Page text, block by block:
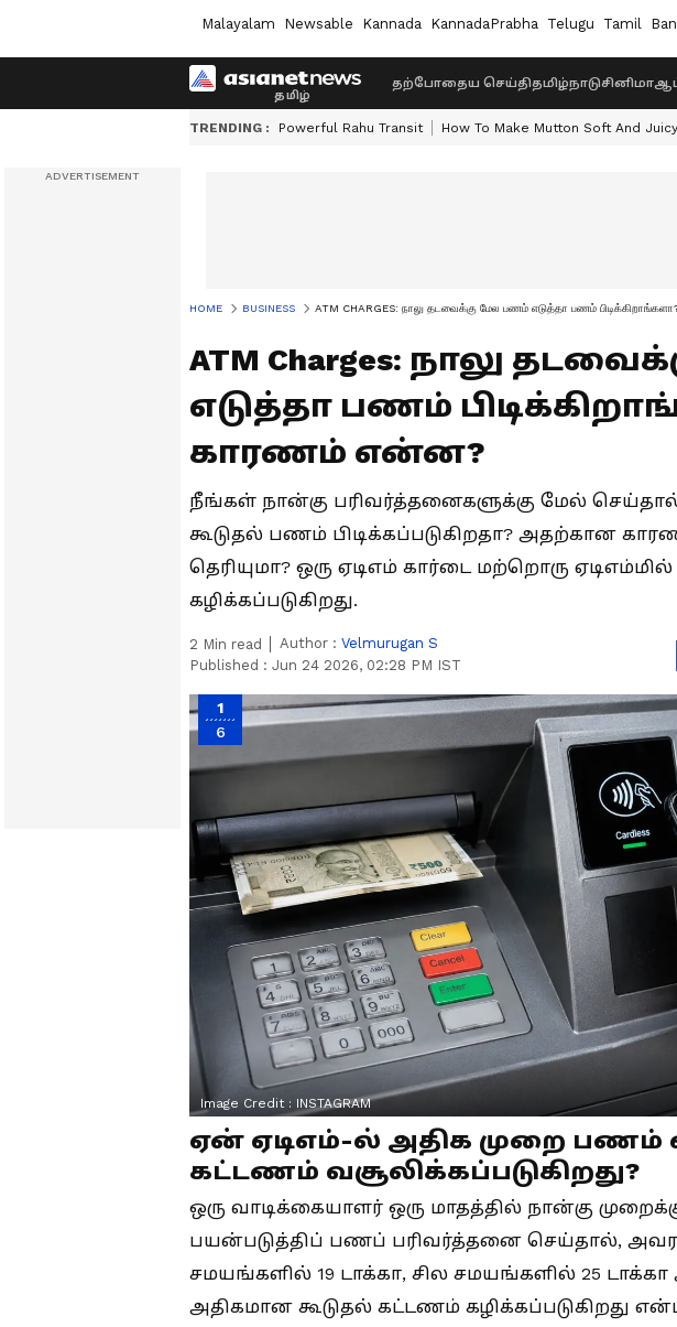
Malayalam Newsable Kannada KannadaPrabha Telugu Tamil
தற்போதைய செய்திதமிழ்நாடுசினிமா
TRENDING : Powerful Rahu Transit How To Make Mutton Soft And
HOME BUSINESS ATM CHARGES: நாலு தடவைக்கு மேல பணம் எடுத்தா பணம்
ATM Charges: நாலு
எடுத்தா பணம்
காரணம் என்ன?
நீங்கள் நான்கு பரிவர்த்தனைகளுக்கு மேல் செய்தால்
கூடுதல் பணம் பிடிக்கப்படுகிறதா? அதற்கான
தெரியுமா? ஒரு ஏடிஎம் கார்டை மற்றொரு
கழிக்கப்படுகிறது.
2 Min read Author : Velmurugan S
Published : Jun 24 2026, 02:28 PM IST
1
6
Image Credit : INSTAGRAM
ஏன் ஏடிஎம்-ல் அதிக முறை பணம்
கட்டணம் வசூலிக்கப்படுகிறது?
ஒரு வாடிக்கையாளர் ஒரு மாதத்தில் நான்கு
பயன்படுத்திப் பணப் பரிவர்த்தனை செய்தால்,
சமயங்களில் 19 டாக்கா, சில சமயங்களில் 25
அதிகமான கூடுதல் கட்டணம் கழிக்கப்படுகிறது